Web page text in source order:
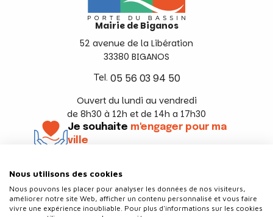
Mairie de Biganos
52 avenue de la Libération
33380 BIGANOS
Tel. 05 56 03 94 50
Ouvert du lundi au vendredi
de 8h30 à 12h et de 14h a 17h30
Je souhaite m'engager pour ma
ville
Nous utilisons des cookies
Nous pouvons les placer pour analyser les données de nos visiteurs,
améliorer notre site Web, afficher un contenu personnalisé et vous faire
vivre une expérience inoubliable. Pour plus d'informations sur les cookies